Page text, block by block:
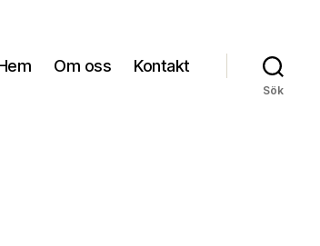
Om oss Kontakt
Sök